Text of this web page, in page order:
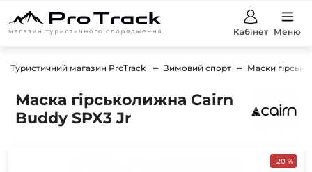
Кабінет Меню
Туристичний магазин ProTrack Зимовий спорт Маски
Маска гірськолижна Cairn
Buddy SPX3 Jr
-20 %